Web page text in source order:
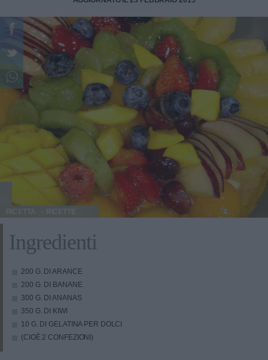
RICETTA
Ingredienti
200 G. DI ARANCE
200 G. DI BANANE
300 G. DI ANANAS
350 G. DI KIWI
10 G. DI GELATINA PER DOLCI
(CIOÈ 2 CONFEZIONI)